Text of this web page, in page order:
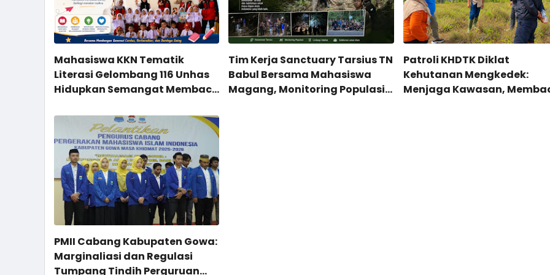
Mahasiswa KKN Tematik
Literasi Gelombang 116 Unhas
Hidupkan Semangat Membaca
SD Negeri 36 Tonasa Parappa
Tim Kerja Sanctuary Tarsius TN
Babul Bersama Mahasiswa
Magang, Monitoring Populasi
Patroli KHDTK Diklat
Kehutanan Mengkedek:
Menjaga Kawasan,
PMII Cabang Kabupaten Gowa:
Marginaliasi dan Regulasi
Tumpang Tindih Perguruan